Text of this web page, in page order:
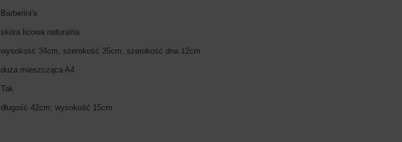
Barberini's
skóra licowa naturalna
wysokość 34cm, szerokość 35cm, szerokość dna 12cm
duża mieszcząca A4
Tak
długość 42cm; wysokość 15cm